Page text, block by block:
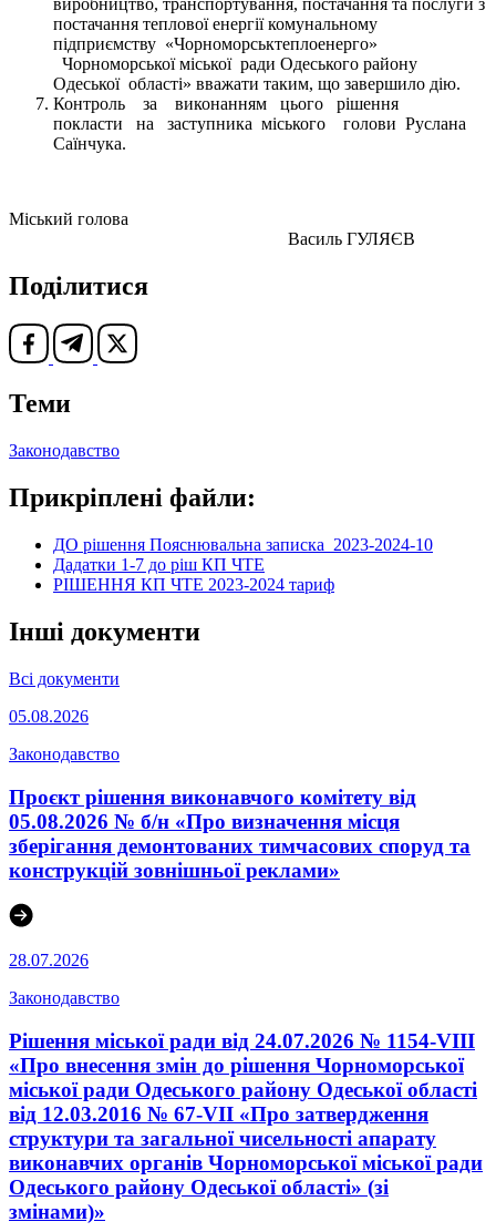
постачання теплової енергії комунальному
підприємству «Чорноморськтеплоенерго»
Чорноморської міської ради Одеського району
Одеської області» вважати таким, що завершило дію.
Контроль за виконанням цього рішення
покласти на заступника міського голови Руслана
Саїнчука.
Міський голова
Василь ГУЛЯЄВ
Поділитися
Теми
Законодавство
Прикріплені файли:
ДО рішення Пояснювальна записка_2023-2024-10
Дадатки 1-7 до ріш КП ЧТЕ
РІШЕННЯ КП ЧТЕ 2023-2024 тариф
Інші документи
Всі документи
05.08.2026
Законодавство
Проєкт рішення виконавчого комітету від
05.08.2026 № б/н «Про визначення місця
зберігання демонтованих тимчасових споруд та
конструкцій зовнішньої реклами»
28.07.2026
Законодавство
Рішення міської ради від 24.07.2026 № 1154-VIII
«Про внесення змін до рішення Чорноморської
міської ради Одеського району Одеської області
від 12.03.2016 № 67-VІI «Про затвердження
структури та загальної чисельності апарату
виконавчих органів Чорноморської міської ради
Одеського району Одеської області» (зі
змінами)»